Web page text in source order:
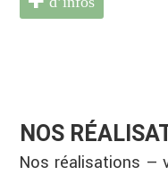
NOS
Nos réalisations –